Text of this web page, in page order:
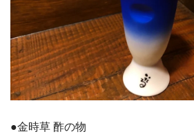
●金時草 酢の物